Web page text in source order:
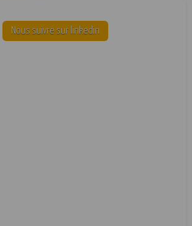
Nous suivre sur linkedin